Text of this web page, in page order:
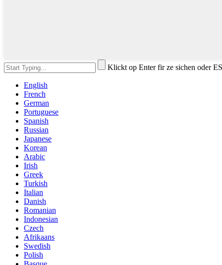
Klickt op Enter fir ze sichen oder
English
French
German
Portuguese
Spanish
Russian
Japanese
Korean
Arabic
Irish
Greek
Turkish
Italian
Danish
Romanian
Indonesian
Czech
Afrikaans
Swedish
Polish